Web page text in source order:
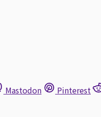
Mastodon Pinterest